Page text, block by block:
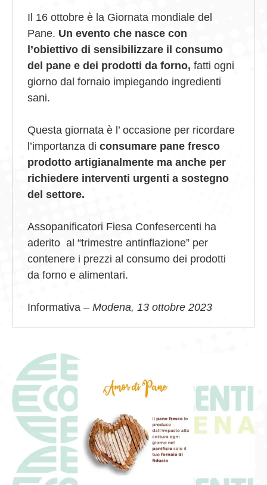
Il 16 ottobre è la Giornata mondiale del
Pane. Un evento che nasce con
l’obiettivo di sensibilizzare il consumo
del pane e dei prodotti da forno, fatti ogni
giorno dal fornaio impiegando ingredienti
sani.
Questa giornata è l’ occasione per ricordare
l’importanza di consumare pane fresco
prodotto artigianalmente ma anche per
richiedere interventi urgenti a sostegno
del settore.
Assopanificatori Fiesa Confesercenti ha
aderito al “trimestre antinflazione” per
contenere i prezzi al consumo dei prodotti
da forno e alimentari.
Informativa – Modena, 13 ottobre 2023